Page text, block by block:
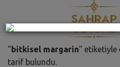
"bitkisel margarin" etiketiyle
tarif bulundu.